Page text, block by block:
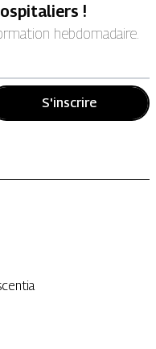
!
hebdomadaire.
S'inscrire